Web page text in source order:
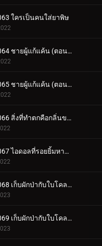
ใครเป็นคนใส่ยาพิษ
ตอนที่ 1064 ชายผู้แก้แค้น (ตอนแรก)
ตอนที่ 1065 ชายผู้แก้แค้น (ตอนจบ)
ตอนที่ 1066 สิ่งที่ทำตกคือกลิ่นของคดี
ตอนที่ 1067 ไอดอลที่รอยยิ้มหายไป
ตอนที่ 1068 เก็บผักป่ากับใบโคลเวอร์ (ตอนแรก)
ตอนที่ 1069 เก็บผักป่ากับใบโคลเวอร์ (ตอนจบ)